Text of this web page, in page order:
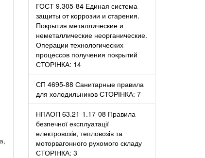
ГОСТ 9.305-84 Единая система
защиты от коррозии и старения.
Покрытия металлические и
неметаллические неорганические.
Операции технологических
процессов получения покрытий
СТОРІНКА: 14
СП 4695-88 Санитарные правила
для холодильников СТОРІНКА: 7
НПАОП 63.21-1.17-08 Правила
безпечної експлуатації
електровозів, тепловозів та
моторвагонного рухомого складу
СТОРІНКА: 3